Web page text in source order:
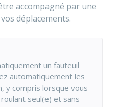
accompagné par une
déplacements.
un fauteuil
automatiquement les
y compris lorsque vous
seul(e) et sans